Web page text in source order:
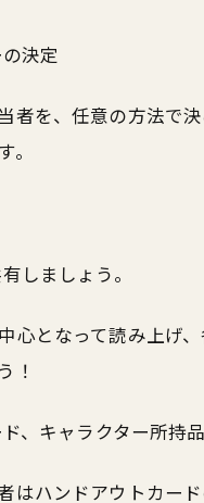
決定
者を、任意の方法で
しましょう。
心となって読み上げ
！
、キャラクター所持
はハンドアウトカー